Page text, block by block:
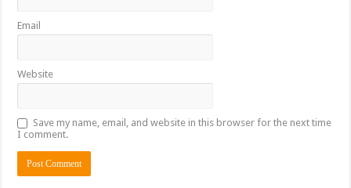
Email
Website
Save my name, email, and website in this browser for the next time
I comment.